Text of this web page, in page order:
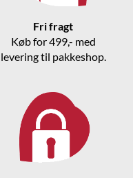
Fri fragt
Køb for 499,- med
levering til pakkeshop.